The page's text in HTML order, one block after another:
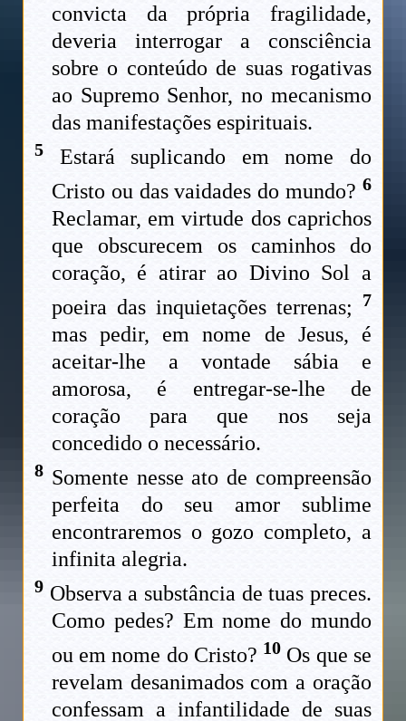
convicta da própria fragilidade,
deveria interrogar a consciência
sobre o conteúdo de suas rogativas
ao Supremo Senhor, no mecanismo
das manifestações espirituais.
5 Estará suplicando em nome do
Cristo ou das vaidades do mundo? 6
Reclamar, em virtude dos caprichos
que obscurecem os caminhos do
coração, é atirar ao Divino Sol a
poeira das inquietações terrenas;
7
mas pedir, em nome de Jesus, é
aceitar-lhe a vontade sábia e
amorosa, é entregar-se-lhe de
coração para que nos seja
concedido o necessário.
8 Somente nesse ato de compreensão
perfeita do seu amor sublime
encontraremos o gozo completo, a
infinita alegria.
9 Observa a substância de tuas preces.
Como pedes? Em nome do mundo
ou em nome do Cristo? 10 Os que se
revelam desanimados com a oração
confessam a infantilidade de suas